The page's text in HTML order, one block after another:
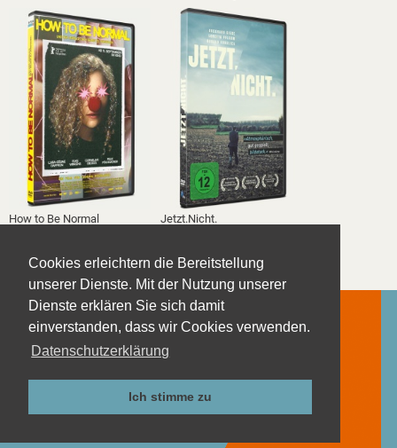
Cookies erleichtern die Bereitstellung
unserer Dienste. Mit der Nutzung unserer
Dienste erklären Sie sich damit
einverstanden, dass wir Cookies verwenden.
Datenschutzerklärung
Ich stimme zu
How to Be Normal Jetzt.Nicht.